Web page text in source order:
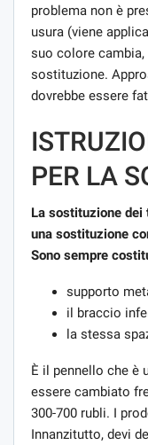
problema non è
usura (viene
suo colore
sostituzione.
dovrebbe essere
PER LA
La sostituzione
una sostituzione
Sono sempre
supporto
il braccio
la stessa
È il pennello che è
essere cambiato
300-700 rubli. I
Innanzitutto, devi